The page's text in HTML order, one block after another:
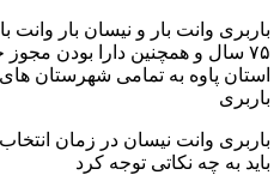
باربری وانت بار و نیسان بار وانت
۷۵ سال و همچنین دارا بودن
استان پاوه به تمامی شهرستان
باربری
باربری وانت نیسان در زمان انتخاب
باید به چه نکاتی توجه کرد